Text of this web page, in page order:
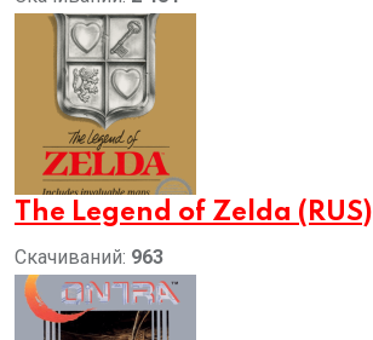
The Legend of Zelda (RUS)
Скачиваний: 963